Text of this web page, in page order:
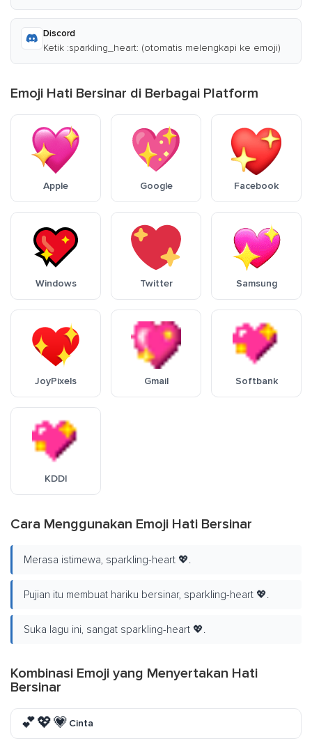
Discord
Ketik :sparkling_heart: (otomatis melengkapi ke emoji)
Emoji Hati Bersinar di Berbagai Platform
Apple Google Facebook
Windows Twitter Samsung
JoyPixels Gmail Softbank
KDDI
Cara Menggunakan Emoji Hati Bersinar
Merasa istimewa, sparkling-heart 💖.
Pujian itu membuat hariku bersinar, sparkling-heart 💖.
Suka lagu ini, sangat sparkling-heart 💖.
Kombinasi Emoji yang Menyertakan Hati
Bersinar
💕💖💗 Cinta